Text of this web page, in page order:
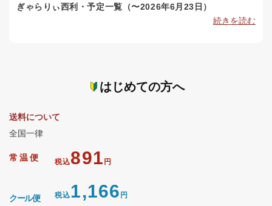
ぎゃらりぃ西利・予定一覧（〜2026年6月23日）
続きを読む
はじめての方へ
送料について
全国一律
常温便 税込891 円
クール便 税込1,166 円